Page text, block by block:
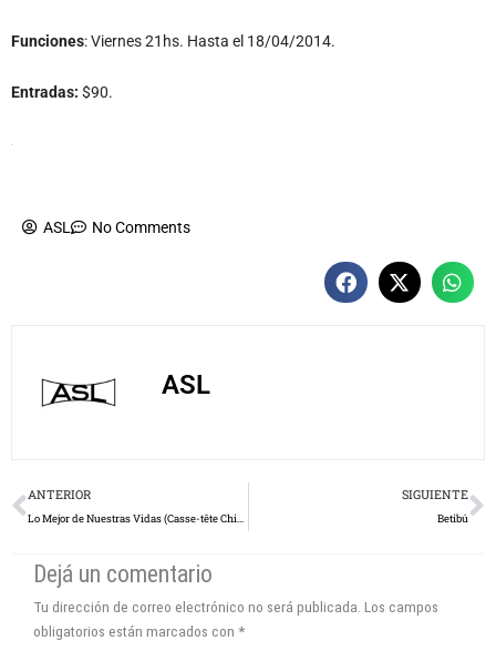
Funciones: Viernes 21hs. Hasta el 18/04/2014.
Entradas: $90.
ASL No Comments
ASL
Prev
ANTERIOR
Lo Mejor de Nuestras Vidas (Casse-tête Chinois)
SIGUIENTE
Betibú
Dejá un comentario
Tu dirección de correo electrónico no será publicada. Los campos
obligatorios están marcados con *